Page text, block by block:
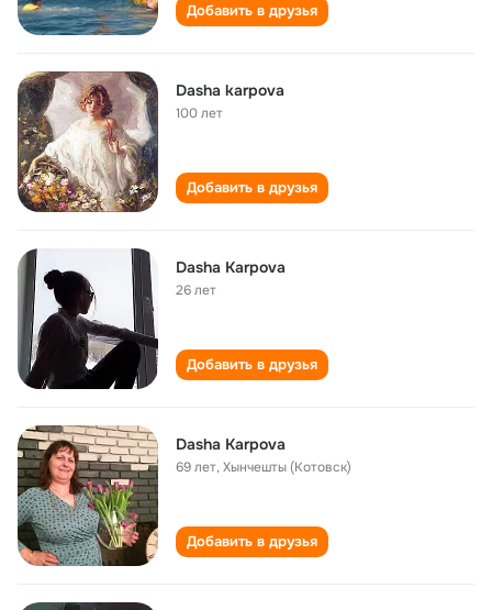
Добавить в друзья
Dasha karpova
100 лет
Добавить в друзья
Dasha Karpova
26 лет
Добавить в друзья
Dasha Karpova
69 лет,Хынчешты (Котовск)
Добавить в друзья